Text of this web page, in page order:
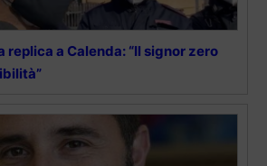
replica a Calenda: “Il signor zero